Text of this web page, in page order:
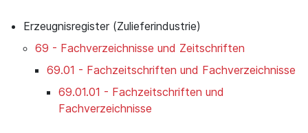
Erzeugnisregister (Zulieferindustrie)
69 - Fachverzeichnisse und Zeitschriften
69.01 - Fachzeitschriften und Fachverzeichnisse
69.01.01 - Fachzeitschriften und
Fachverzeichnisse